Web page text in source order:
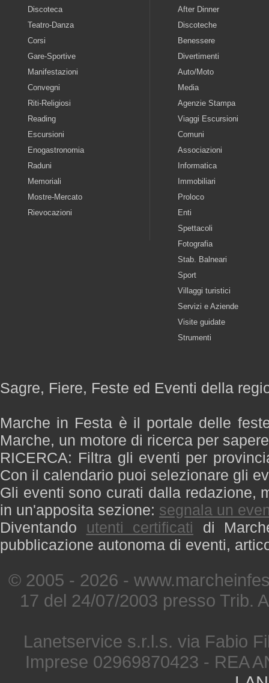
Discoteca
Teatro-Danza
Corsi
Gare-Sportive
Manifestazioni
Convegni
Riti-Religiosi
Reading
Escursioni
Enogastronomia
Raduni
Memoriali
Mostre-Mercato
Rievocazioni
After Dinner
Discoteche
Benessere
Divertimenti
Auto/Moto
Media
Agenzie Stampa
Viaggi Escursioni
Comuni
Associazioni
Informatica
Immobiliari
Proloco
Enti
Spettacoli
Fotografia
Stab. Balneari
Sport
Villaggi turistici
Servizi e Aziende
Visite guidate
Strumenti
Sagre, Fiere, Feste ed Eventi della
Marche in Festa è il portale delle
Marche, un motore di ricerca per
RICERCA: Filtra gli eventi per
Con il calendario puoi selezionare gli
Gli eventi sono curati dalla redazione,
in un'apposita sezione: segnala un
Diventando utenti certificati di
pubblicazione autonoma di eventi,
© 2005 - 2026 -
17 del 24/07/2003 presso Trib.
Lanetservice s.r.l.s. via Fabio
Imprese 02969870423 - REA